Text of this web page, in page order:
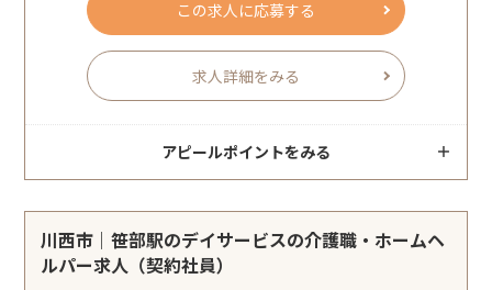
この求人に応募する
求人詳細をみる
アピールポイントをみる
川西市｜笹部駅のデイサービスの介護職・ホームヘ
ルパー求人（契約社員）